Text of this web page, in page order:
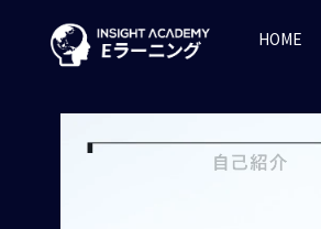
HOME